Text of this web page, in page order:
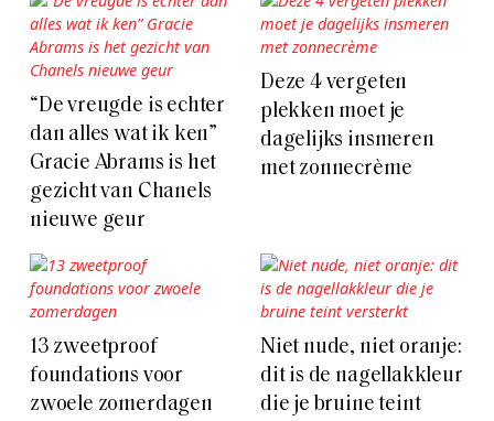
“De vreugde is echter
dan alles wat ik ken”
Gracie Abrams is het
gezicht van Chanels
nieuwe geur
Deze 4 vergeten
plekken moet je
dagelijks insmeren
met zonnecrème
13 zweetproof
foundations voor
zwoele zomerdagen
Niet nude, niet oranje:
dit is de nagellakkleur
die je bruine teint